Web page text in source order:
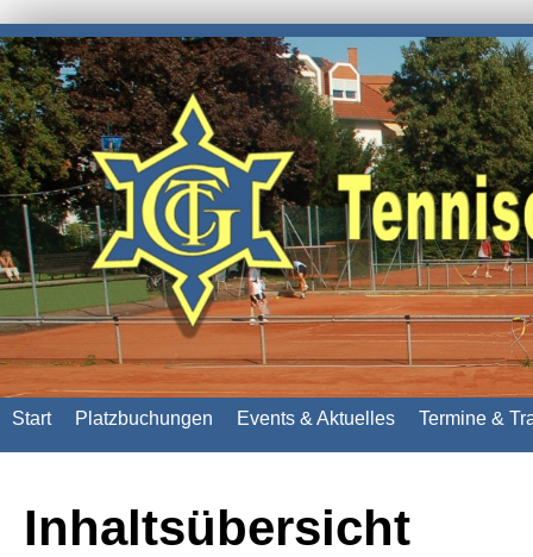
Start Platzbuchungen Events & Aktuelles Termine &
Inhaltsübersicht